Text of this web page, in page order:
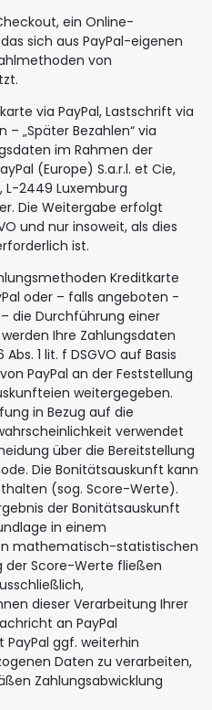
ein Online-
sich aus PayPal-eigenen
von
via PayPal, Lastschrift via
„Später Bezahlen“ via
im Rahmen der
(Europe) S.a.r.l. et Cie,
L-2449 Luxemburg
Die Weitergabe erfolgt
und nur insoweit, als dies
ist.
Kreditkarte
oder – falls angeboten -
– die Durchführung einer
Ihre Zahlungsdaten
1 lit. f DSGVO auf Basis
PayPal an der Feststellung
weitergegeben.
in Bezug auf die
verwendet
über die Bereitstellung
Die Bonitätsauskunft kann
(sog. Score-Werte).
der Bonitätsauskunft
in einem
mathematisch-statistischen
der Score-Werte fließen
dieser Verarbeitung Ihrer
an PayPal
ggf. weiterhin
Daten zu verarbeiten,
Zahlungsabwicklung